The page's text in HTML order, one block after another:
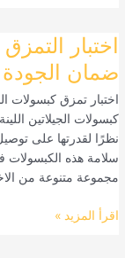
اختبار
ضمان الجودة
اختبار تمزق كبسولات
كبسولات الجيلاتين
نظرًا لقدرتها على
سلامة هذه
مجموعة متنوعة من
اختبار
التمزق
لكبسولات
الجيلاتين
اللينة:
ضمان
الجودة
وسلامة
اقرأ المزيد »